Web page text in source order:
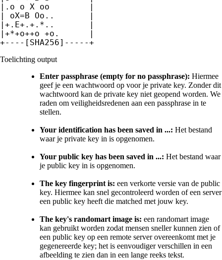
|.o o X oo        |
| oX=B Oo..       |
|+.E+.+.*..       |
|+*+o++o +o.      |
+----[SHA256]-----+
Toelichting output
Enter passphrase (empty for no passphrase): Hiermee
geef je een wachtwoord op voor je private key. Zonder dit
wachtwoord kan de private key niet geopend worden. We
raden om veiligheidsredenen aan een passphrase in te
stellen.
Your identification has been saved in ...: Het bestand
waar je private key in is opgenomen.
Your public key has been saved in ...: Het bestand waar
je public key in is opgenomen.
The key fingerprint is: een verkorte versie van de public
key. Hiermee kan snel gecontroleerd worden of een server
een public key heeft die matched met jouw key.
The key's randomart image is: een randomart image
kan gebruikt worden zodat mensen sneller kunnen zien of
een public key op een remote server overeenkomt met je
gegenereerde key; het is eenvoudiger verschillen in een
afbeelding te zien dan in een lange reeks tekst.